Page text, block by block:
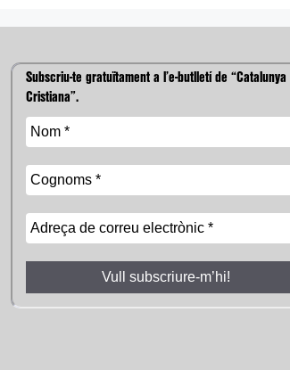
Subscriu-te gratuïtament a l’e-butlletí de “Catalunya
Cristiana”.